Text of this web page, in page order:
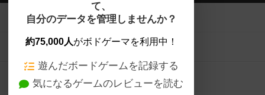
て、
自分のデータを管理しませんか？
約75,000人がボドゲーマを利用中！
遊んだボードゲームを記録する
気になるゲームのレビューを読む
ボードゲームを検索する
ボードゲームの新着レビュー
ボードゲーム会情報